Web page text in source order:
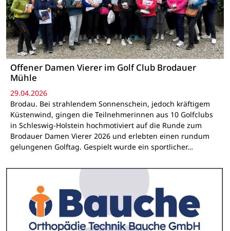
Offener Damen Vierer im Golf Club Brodauer
Mühle
29.04.2026
Brodau. Bei strahlendem Sonnenschein, jedoch kräftigem
Küstenwind, gingen die Teilnehmerinnen aus 10 Golfclubs
in Schleswig-Holstein hochmotiviert auf die Runde zum
Brodauer Damen Vierer 2026 und erlebten einen rundum
gelungenen Golftag. Gespielt wurde ein sportlicher…